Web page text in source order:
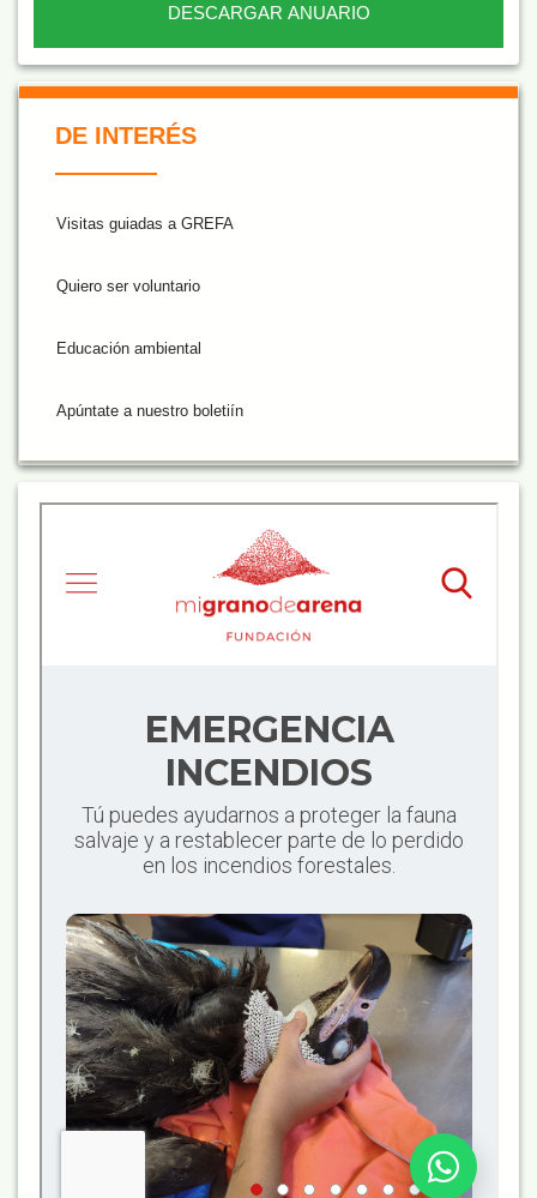
DESCARGAR ANUARIO
De Interés NARANJA
DE INTERÉS
Visitas guiadas a GREFA
Quiero ser voluntario
Educación ambiental
Apúntate a nuestro boletiín